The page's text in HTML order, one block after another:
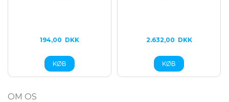
194,00 DKK 2.632,00 DKK
OM OS